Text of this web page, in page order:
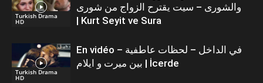
Turkish Drama
HD
والشورى – سيت يقترح الزواج من شورى
| Kurt Seyit ve Sura
Turkish Drama
HD
En vidéo – في الداخل – لحظات عاطفية
بين ميرت و ايلام | İcerde